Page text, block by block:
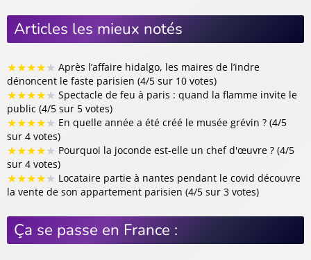
Articles les mieux notés
★★★★★ Après l’affaire hidalgo, les maires de l’indre
dénoncent le faste parisien (4/5 sur 10 votes)
★★★★★ Spectacle de feu à paris : quand la flamme invite le
public (4/5 sur 5 votes)
★★★★★ En quelle année a été créé le musée grévin ? (4/5
sur 4 votes)
★★★★★ Pourquoi la joconde est-elle un chef d'œuvre ? (4/5
sur 4 votes)
★★★★★ Locataire partie à nantes pendant le covid découvre
la vente de son appartement parisien (4/5 sur 3 votes)
Ça se passe en France :